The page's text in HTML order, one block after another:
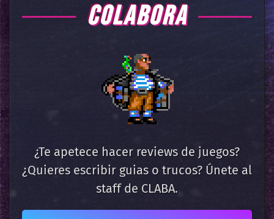
COLABORA
¿Te apetece hacer reviews de juegos?
¿Quieres escribir guias o trucos? Únete al
staff de CLABA.